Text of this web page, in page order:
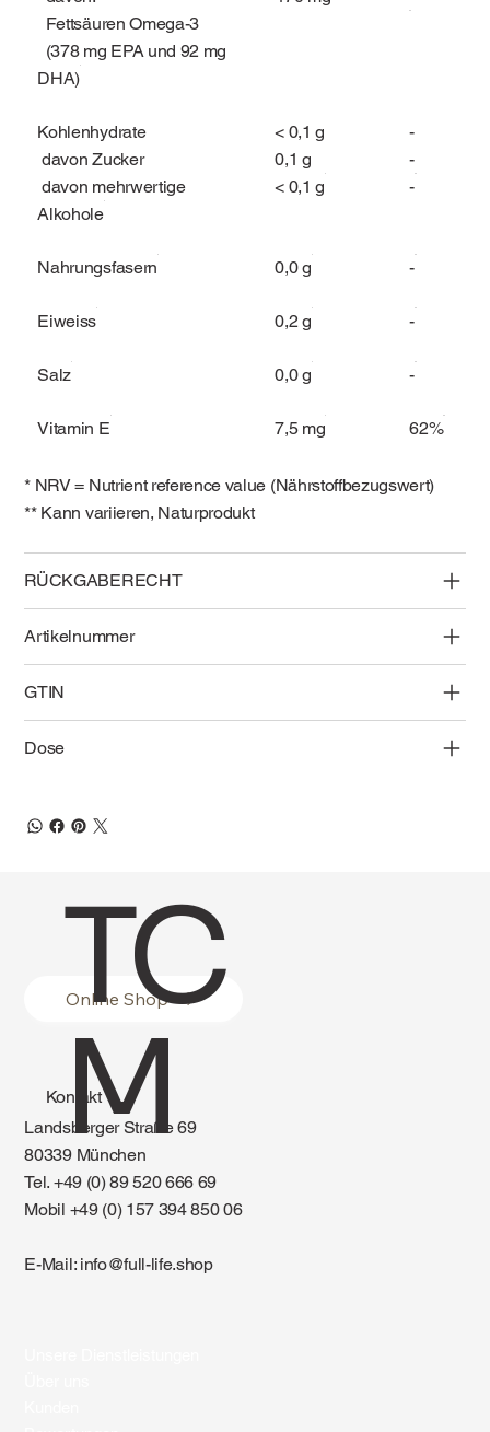
Fettsäuren Omega-3
(378 mg EPA und 92 mg
DHA)
Kohlenhydrate
davon Zucker
davon mehrwertige
Alkohole
< 0,1 g
0,1 g
< 0,1 g
-
-
-
Nahrungsfasern 0,0 g -
Eiweiss 0,2 g -
Salz 0,0 g -
Vitamin E 7,5 mg 62%
* NRV = Nutrient reference value (Nährstoffbezugswert)
** Kann variieren, Naturprodukt
RÜCKGABERECHT
Artikelnummer
GTIN
Dose
Online Shop
Kontakt
Landsberger Straße 69
80339 München
Tel. +49 (0) 89 520 666 69
Mobil +49 (0) 157 394 850 06
E-Mail: info@full-life.shop
TC
M